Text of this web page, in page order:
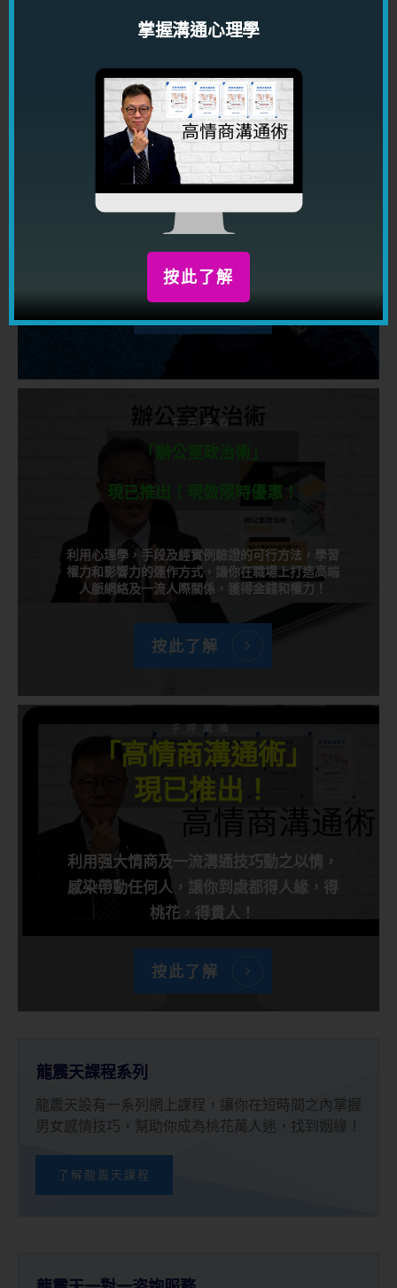
咨詢服務
龍震天設有一系列命理，風水及咨
詢服務，助你解開人生困惑，解決
問題
千呼萬喚
「辦公室政治術」
現已推出！現做限時優惠！
利用心理學，手段及經實例驗證的可行方法，學習
權力和影響力的運作方式，讓你在職場上打造高端
人脈網絡及一流人際關係，獲得金錢和權力！
按此了解
千呼萬喚
「高情商溝通術」
現已推出！
利用强大情商及一流溝通技巧動之以情，
感染帶動任何人，讓你到處都得人緣，得
桃花，得貴人！
按此了解
龍震天課程系列
龍震天設有一系列網上課程，讓你在短時間之內掌握
男女感情技巧，幫助你成為桃花萬人迷，找到姻緣！
了解龍震天課程
掌握溝通心理學
按此了解